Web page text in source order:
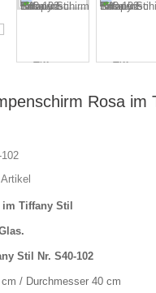
Rosa im
Tiffany Stil
Stil Nr. S40-102
/ Durchmesser 40 cm